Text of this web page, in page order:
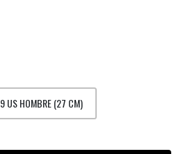
9 US HOMBRE (27 CM)